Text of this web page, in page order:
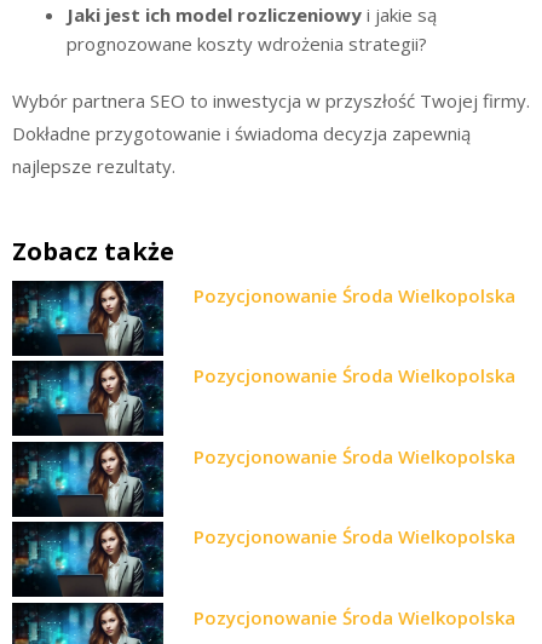
Jaki jest ich model rozliczeniowy i jakie są
prognozowane koszty wdrożenia strategii?
Wybór partnera SEO to inwestycja w przyszłość Twojej firmy.
Dokładne przygotowanie i świadoma decyzja zapewnią
najlepsze rezultaty.
Zobacz także
Pozycjonowanie Środa Wielkopolska
Pozycjonowanie Środa Wielkopolska
Pozycjonowanie Środa Wielkopolska
Pozycjonowanie Środa Wielkopolska
Pozycjonowanie Środa Wielkopolska